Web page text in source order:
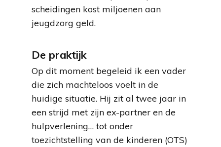
scheidingen kost miljoenen aan
jeugdzorg geld.
De praktijk
Op dit moment begeleid ik een vader
die zich machteloos voelt in de
huidige situatie. Hij zit al twee jaar in
een strijd met zijn ex-partner en de
hulpverlening… tot onder
toezichtstelling van de kinderen (OTS)